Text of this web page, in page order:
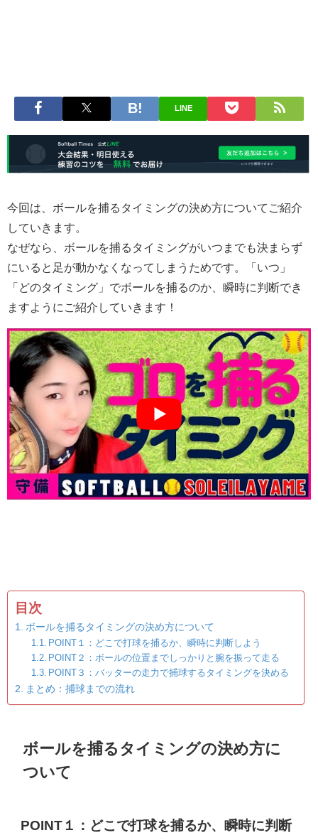
LINE
今回は、ボールを捕るタイミングの決め方についてご紹介
していきます。
なぜなら、ボールを捕るタイミングがいつまでも決まらず
にいると足が動かなくなってしまうためです。「いつ」
「どのタイミング」でボールを捕るのか、瞬時に判断でき
ますようにご紹介していきます！
目次
ボールを捕るタイミングの決め方について
POINT１：どこで打球を捕るか、瞬時に判断しよう
POINT２：ボールの位置までしっかりと腕を振って走る
POINT３：バッターの走力で捕球するタイミングを決める
まとめ：捕球までの流れ
ボールを捕るタイミングの決め方に
ついて
POINT１：どこで打球を捕るか、瞬時に判断